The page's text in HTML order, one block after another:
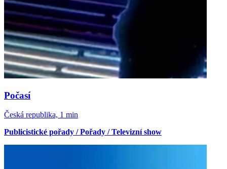
Počasí
Česká republika, 1 min
Publicistické pořady / Pořady / Televizní show